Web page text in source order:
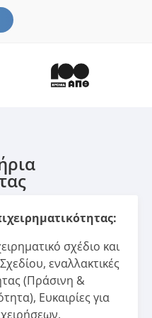
σχέδιο και
εναλλακτικές
(Πράσινη &
Ευκαιρίες για